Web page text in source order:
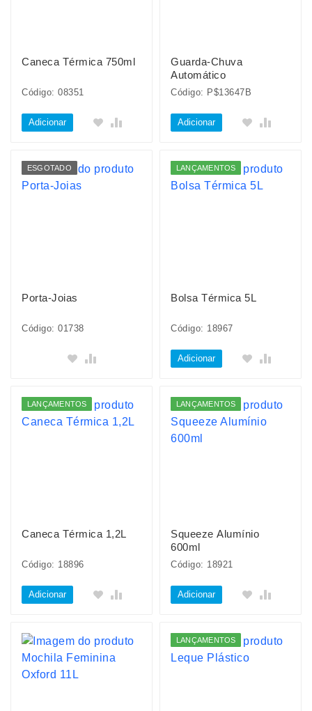
Caneca Térmica 750ml
Código: 08351
Adicionar
Guarda-Chuva
Automático
Código: P$13647B
Adicionar
ESGOTADO
Porta-Joias
Código: 01738
LANÇAMENTOS
Bolsa Térmica 5L
Código: 18967
Adicionar
LANÇAMENTOS
Caneca Térmica 1,2L
Código: 18896
Adicionar
LANÇAMENTOS
Squeeze Alumínio
600ml
Código: 18921
Adicionar
LANÇAMENTOS